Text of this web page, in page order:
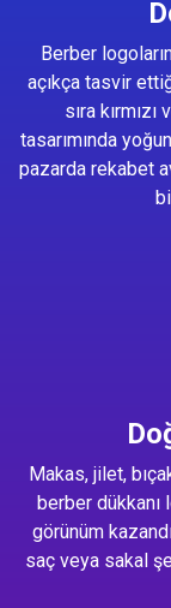
Berber
açıkça tasvir
sıra
tasarımında
pazarda rekabet
Makas, jilet,
berber dükkanı
görünüm
saç veya sakal